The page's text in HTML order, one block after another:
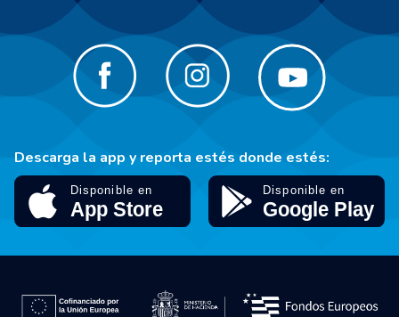
Descarga la app y reporta estés donde estés: